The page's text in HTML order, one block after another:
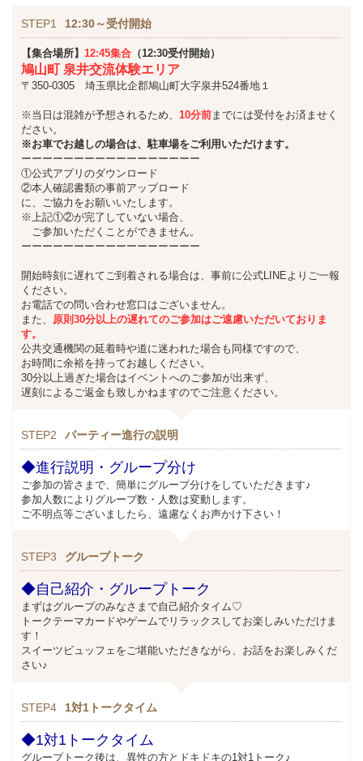
STEP1 12:30～受付開始
【集合場所】 12:45集合 （12:30受付開始）
鳩山町 泉井交流体験エリア
〒350-0305 埼玉県比企郡鳩山町大字泉井524番地１
※当日は混雑が予想されるため、 10分前までには受付をお済ませく
ださい。
※お車でお越しの場合は、駐車場をご利用いただけます。
ーーーーーーーーーーーーーーーーー
①公式アプリのダウンロード
②本人確認書類の事前アップロード
に、ご協力をお願いいたします。
※上記①②が完了していない場合、
ご参加いただくことができません。
ーーーーーーーーーーーーーーーーー
開始時刻に遅れてご到着される場合は、事前に公式LINEよりご一報
ください。
お電話での問い合わせ窓口はございません。
また、 原則30分以上の遅れてのご参加はご遠慮いただいておりま
す。
公共交通機関の延着時や道に迷われた場合も同様ですので、
お時間に余裕を持ってお越しください。
30分以上過ぎた場合はイベントへのご参加が出来ず、
遅刻によるご返金も致しかねますのでご注意ください。
STEP2 パーティー進行の説明
◆進行説明・グループ分け
ご参加の皆さまで、簡単にグループ分けをしていただきます♪
参加人数によりグループ数・人数は変動します。
ご不明点等ございましたら、遠慮なくお声かけ下さい！
STEP3 グループトーク
◆自己紹介・グループトーク
まずはグループのみなさまで自己紹介タイム♡
トークテーマカードやゲームでリラックスしてお楽しみいただけま
す！
スイーツビュッフェをご堪能いただきながら、お話をお楽しみくだ
さい♪
STEP4 1対1トークタイム
◆1対1トークタイム
グループトーク後は、異性の方とドキドキの1対1トーク♪